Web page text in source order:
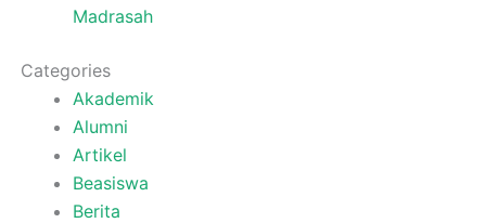
Madrasah
Categories
Akademik
Alumni
Artikel
Beasiswa
Berita